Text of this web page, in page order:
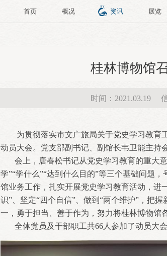
首页 概况 资讯 展览
桂林博物馆
时间：2021.03.19
为贯彻落实市文广旅局关于党史学习教育
动员大会。党支部副书记、副馆长韦卫能主持
会上，唐春松书记从党史学习教育的重大意
学”“学什么”“达到什么目的”等三个基础问题
馆业务工作，扎实开展党史学习教育活动，进
识”、坚定“四个自信”、做到“两个维护”，把
一，勇于担当、善于作为，努力将桂林博物馆
全体党员及干部职工共66人参加了动员大会